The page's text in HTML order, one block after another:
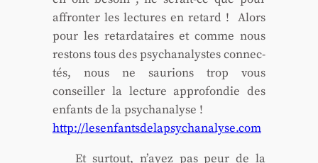
affron­ter les lec­tures en retard ! Alors
pour les retar­da­taires et comme nous
res­tons tous des psy­cha­na­lystes connec­
tés, nous ne sau­rions trop vous
conseiller la lec­ture appro­fon­die des
enfants de la psy­cha­na­lyse !
http://lesenfantsdelapsychanalyse.com
Et sur­tout, n’ayez pas peur de la